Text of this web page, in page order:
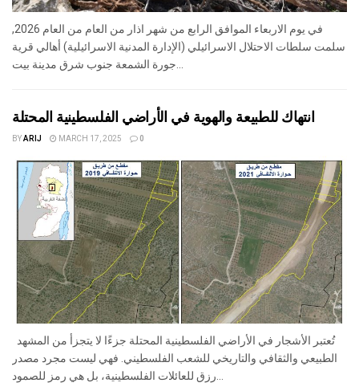
في يوم الاربعاء الموافق الرابع من شهر اذار من العام من العام 2026,
سلمت سلطات الاحتلال الاسرائيلي (الإدارة المدنية الاسرائيلية) أهالي قرية
جورة الشمعة جنوب شرق مدينة بيت...
انتهاك للطبيعة والهوية في الأراضي الفلسطينية المحتلة
BYARIJ MARCH 17, 2025 0
الطبيعي والثقافي والتاريخي للشعب الفلسطيني. فهي ليست مجرد مصدر
رزق للعائلات الفلسطينية، بل هي رمز للصمود...